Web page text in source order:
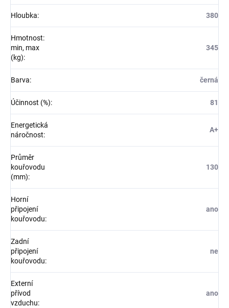
Hloubka: 380
Hmotnost:
min, max
(kg):
345
Barva: černá
Účinnost (%): 81
Energetická
náročnost:
A+
Průměr
kouřovodu
(mm):
130
Horní
připojení
kouřovodu:
ano
Zadní
připojení
kouřovodu:
ne
Externí
přívod
vzduchu:
ano